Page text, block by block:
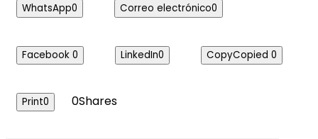
WhatsApp0 Correo electrónico0
Facebook 0 LinkedIn0 CopyCopied 0
Print0 0Shares